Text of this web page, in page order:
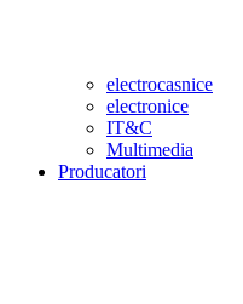
electrocasnice
electronice
IT&C
Multimedia
Producatori